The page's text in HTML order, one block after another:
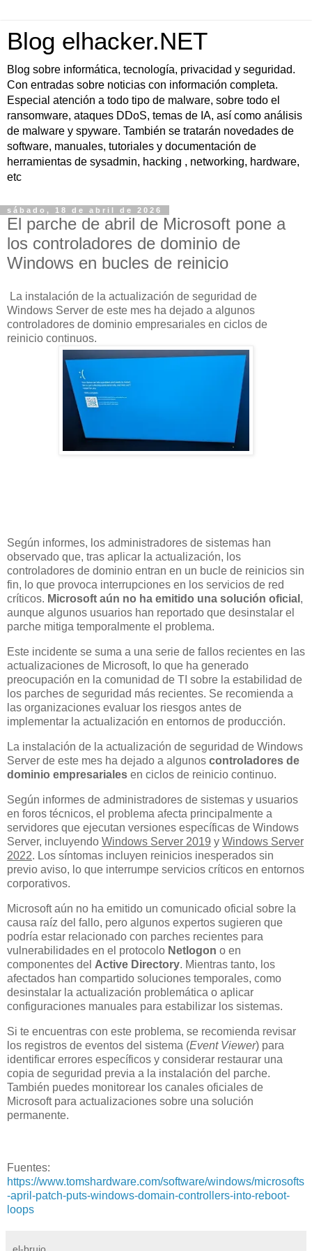
Blog elhacker.NET
Blog sobre informática, tecnología, privacidad y seguridad.
Con entradas sobre noticias con información completa.
Especial atención a todo tipo de malware, sobre todo el
ransomware, ataques DDoS, temas de IA, así como análisis
de malware y spyware. También se tratarán novedades de
software, manuales, tutoriales y documentación de
herramientas de sysadmin, hacking , networking, hardware,
etc
sábado, 18 de abril de 2026
El parche de abril de Microsoft pone a
los controladores de dominio de
Windows en bucles de reinicio
La instalación de la actualización de seguridad de
Windows Server de este mes ha dejado a algunos
controladores de dominio empresariales en ciclos de
reinicio continuos.
Según informes, los administradores de sistemas han
observado que, tras aplicar la actualización, los
controladores de dominio entran en un bucle de reinicios sin
fin, lo que provoca interrupciones en los servicios de red
críticos. Microsoft aún no ha emitido una solución oficial ,
aunque algunos usuarios han reportado que desinstalar el
parche mitiga temporalmente el problema.
Este incidente se suma a una serie de fallos recientes en las
actualizaciones de Microsoft, lo que ha generado
preocupación en la comunidad de TI sobre la estabilidad de
los parches de seguridad más recientes. Se recomienda a
las organizaciones evaluar los riesgos antes de
implementar la actualización en entornos de producción.
La instalación de la actualización de seguridad de Windows
Server de este mes ha dejado a algunos controladores de
dominio empresariales en ciclos de reinicio continuo.
Según informes de administradores de sistemas y usuarios
en foros técnicos, el problema afecta principalmente a
servidores que ejecutan versiones específicas de Windows
Server, incluyendo Windows Server 2019 y Windows Server
2022. Los síntomas incluyen reinicios inesperados sin
previo aviso, lo que interrumpe servicios críticos en entornos
corporativos.
Microsoft aún no ha emitido un comunicado oficial sobre la
causa raíz del fallo, pero algunos expertos sugieren que
podría estar relacionado con parches recientes para
vulnerabilidades en el protocolo Netlogon o en
componentes del Active Directory. Mientras tanto, los
afectados han compartido soluciones temporales, como
desinstalar la actualización problemática o aplicar
configuraciones manuales para estabilizar los sistemas.
Si te encuentras con este problema, se recomienda revisar
los registros de eventos del sistema (Event Viewer) para
identificar errores específicos y considerar restaurar una
copia de seguridad previa a la instalación del parche.
También puedes monitorear los canales oficiales de
Microsoft para actualizaciones sobre una solución
permanente.
Fuentes:
https://www.tomshardware.com/software/windows/microsofts
-april-patch-puts-windows-domain-controllers-into-reboot-
loops